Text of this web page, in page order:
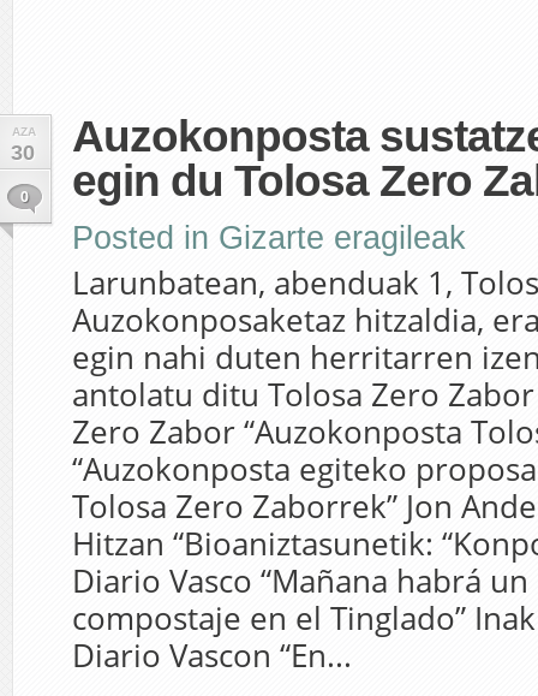
AZA
30
0
Auzokonposta
egin du Tolosa Zero
Posted in Gizarte eragileak
Larunbatean, abenduak 1,
Auzokonposaketaz hitzaldia,
egin nahi duten herritarren
antolatu ditu Tolosa Zero
Zero Zabor “Auzokonposta
“Auzokonposta egiteko
Tolosa Zero Zaborrek” Jon
Hitzan “Bioaniztasunetik:
Diario Vasco “Mañana habrá
compostaje en el Tinglado”
Diario Vascon “En...